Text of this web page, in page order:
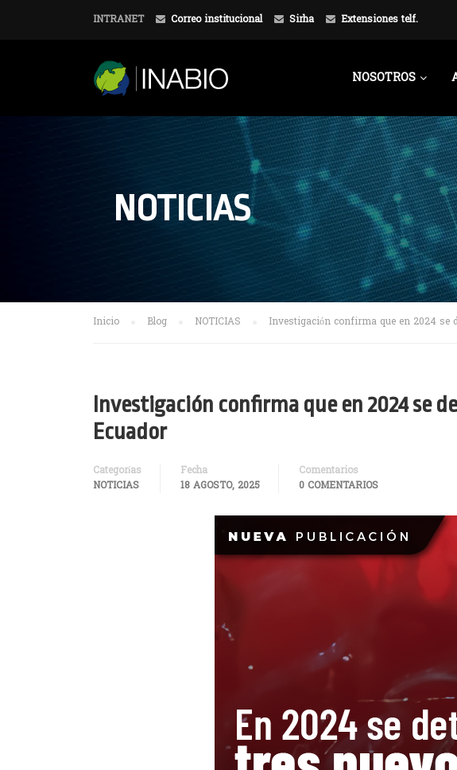
INTRANET Correo institucional Sirha Extensiones telf.
NOSOTROS
NOTICIAS
Inicio Blog NOTICIAS Investigación confirma que en 2024 se
Investigación confirma que en 2024 se
Ecuador
Categorías
NOTICIAS
Fecha
18 AGOSTO, 2025
Comentarios
0 COMENTARIOS